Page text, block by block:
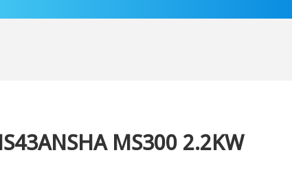
MS300 2.2KW